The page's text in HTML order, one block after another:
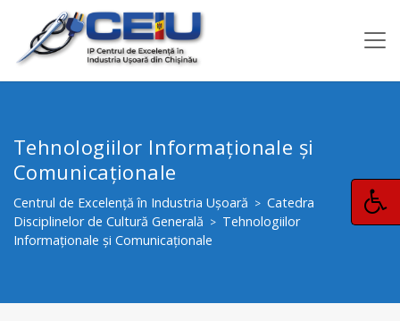
Tehnologiilor Informaționale și
Comunicaționale
Centrul de Excelență în Industria Ușoară > Catedra
Disciplinelor de Cultură Generală > Tehnologiilor
Informaționale și Comunicaționale